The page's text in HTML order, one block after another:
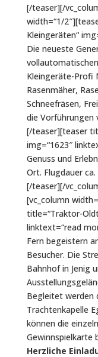
[/teaser][/
width=“1/
Kleingeräten“
Die neueste
Kleingeräte-Profi
Rasenmäher,
Schneefräsen,
die Vorführungen
[/teaser][teaser
img=“1623″
Genuss und
Ort. Flugdauer
[/teaser][/
[vc_column
title=“Traktor-
linktext=“read
Fern begeistern
Besucher. Die
Bahnhof in Jenig
Begleitet werden
Trachtenkapelle
können die
Gewinnspielkarte
Herzliche